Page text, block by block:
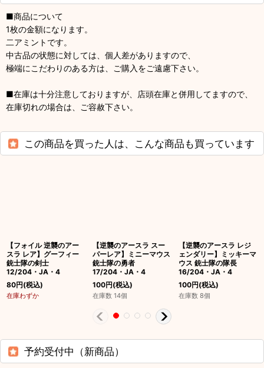
■商品について
1枚の金額になります。
二アミントです。
中古品の状態に対しては、個人差がありますので、
極端にこだわりのある方は、ご購入をご遠慮下さい。
■在庫は十分注意しておりますが、店頭在庫と併用してますので、
在庫切れの場合は、ご容赦下さい。
この商品を買った人は、こんな商品も買っています
【フォイル 逆襲のアー
スラ レア】グーフィー
銃士隊の剣士
12/204・JA・4
80円(税込)
在庫わずか
【逆襲のアースラ スー
パーレア】ミニーマウス
銃士隊の勇者
17/204・JA・4
100円(税込)
在庫数 14個
【逆襲のアースラ レジ
ェンダリー】ミッキーマ
ウス 銃士隊の隊長
16/204・JA・4
100円(税込)
在庫数 8個
予約受付中（新商品）